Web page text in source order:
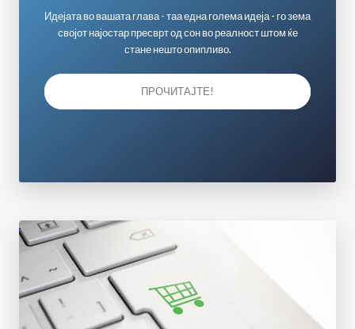
Идејата во вашата глава - таа една голема идеја - го зема
својот најостар пресврт од сон во реалност штом ќе
стане нешто опипливо.
ПРОЧИТАЈТЕ!